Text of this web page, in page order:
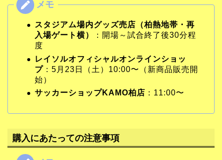
スタジアム場内グッズ売店（柏熱地帯・再
入場ゲート横）
：開場～試合終了後30分程
度
レイソルオフィシャルオンラインショッ
プ ：5月23日（土）10:00〜（新商品販売開
始）
サッカーショップKAMO柏店 ：11:00〜
購入にあたっての注意事項